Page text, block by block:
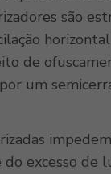
são
de
um
excesso de